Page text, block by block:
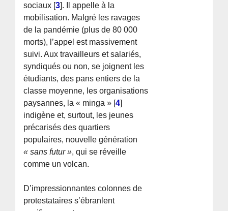
sociaux [3]. Il appelle à la
mobilisation. Malgré les ravages
de la pandémie (plus de 80 000
morts), l’appel est massivement
suivi. Aux travailleurs et salariés,
syndiqués ou non, se joignent les
étudiants, des pans entiers de la
classe moyenne, les organisations
paysannes, la « minga » [4]
indigène et, surtout, les jeunes
précarisés des quartiers
populaires, nouvelle génération
« sans futur », qui se réveille
comme un volcan.
D’impressionnantes colonnes de
protestataires s’ébranlent